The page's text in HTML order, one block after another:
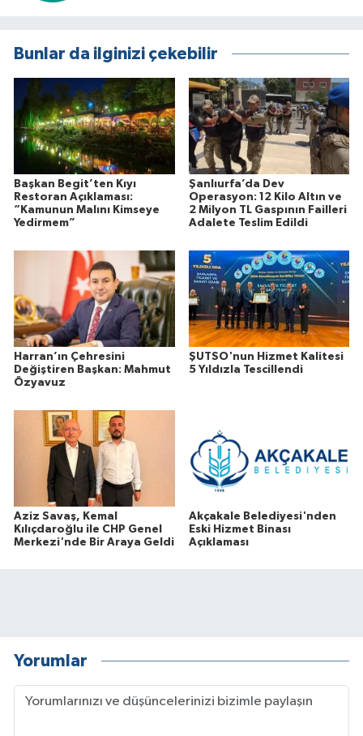
Bunlar da ilginizi çekebilir
Başkan Begit’ten Kıyı
Restoran Açıklaması:
“Kamunun Malını Kimseye
Yedirmem”
Şanlıurfa’da Dev
Operasyon: 12 Kilo Altın ve
2 Milyon TL Gaspının Failleri
Adalete Teslim Edildi
Harran’ın Çehresini
Değiştiren Başkan: Mahmut
Özyavuz
ŞUTSO'nun Hizmet Kalitesi
5 Yıldızla Tescillendi
Aziz Savaş, Kemal
Kılıçdaroğlu ile CHP Genel
Merkezi'nde Bir Araya Geldi
Akçakale Belediyesi'nden
Eski Hizmet Binası
Açıklaması
Yorumlar